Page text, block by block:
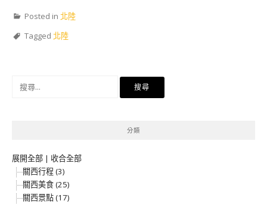
Posted in 北陸
Tagged 北陸
分類
展開全部 | 收合全部
關西行程 (3)
關西美食 (25)
關西景點 (17)